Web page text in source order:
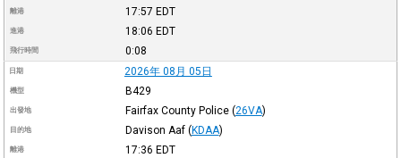
離港 17:57 EDT
進港 18:06 EDT
飛行時間 0:08
日期 2026年 08月 05日
機型 B429
出發地 Fairfax County Police (26VA)
目的地 Davison Aaf (KDAA)
離港 17:36 EDT